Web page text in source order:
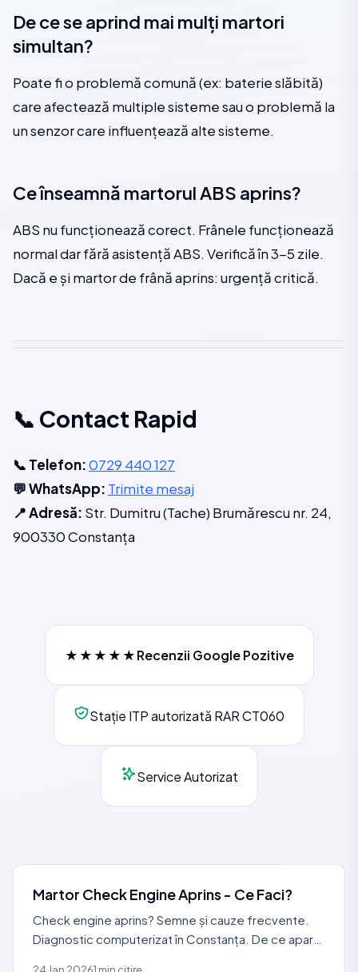
De ce se aprind mai mulți martori
simultan?
Poate fi o problemă comună (ex: baterie slăbită)
care afectează multiple sisteme sau o problemă la
un senzor care influențează alte sisteme.
Ce înseamnă martorul ABS aprins?
ABS nu funcționează corect. Frânele funcționează
normal dar fără asistență ABS. Verifică în 3-5 zile.
Dacă e și martor de frână aprins: urgență critică.
📞 Contact Rapid
📞 Telefon:0729 440 127
💬 WhatsApp: Trimite mesaj
📍 Adresă: Str. Dumitru (Tache) Brumărescu nr. 24,
900330 Constanța
★★★★★Recenzii Google Pozitive
Stație ITP autorizată RAR CT060
Service Autorizat
Martor Check Engine Aprins - Ce Faci?
Check engine aprins? Semne și cauze frecvente.
Diagnostic computerizat în Constanța. De ce apare